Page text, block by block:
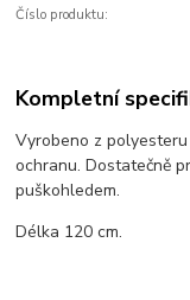
Číslo produktu:
Kompletní
Vyrobeno z
ochranu. Dostatečně
puškohledem.
Délka 120 cm.